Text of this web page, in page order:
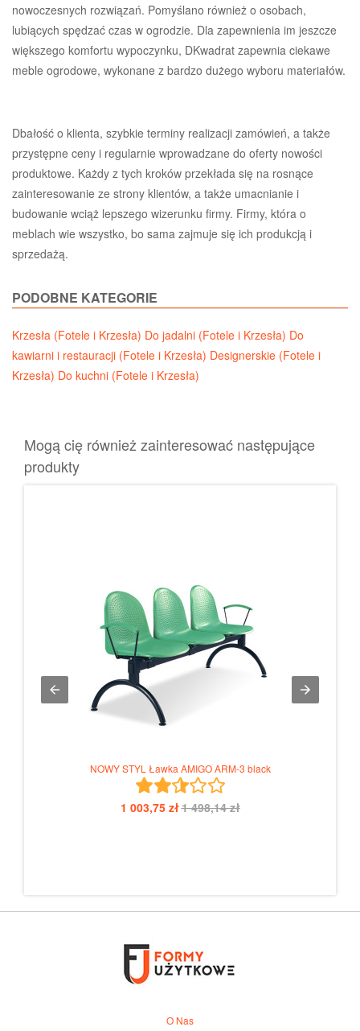
nowoczesnych rozwiązań. Pomyślano również o osobach,
lubiących spędzać czas w ogrodzie. Dla zapewnienia im jeszcze
większego komfortu wypoczynku, DKwadrat zapewnia ciekawe
meble ogrodowe, wykonane z bardzo dużego wyboru materiałów.
Dbałość o klienta, szybkie terminy realizacji zamówień, a także
przystępne ceny i regularnie wprowadzane do oferty nowości
produktowe. Każdy z tych kroków przekłada się na rosnące
zainteresowanie ze strony klientów, a także umacnianie i
budowanie wciąż lepszego wizerunku firmy. Firmy, która o
meblach wie wszystko, bo sama zajmuje się ich produkcją i
sprzedażą.
PODOBNE KATEGORIE
Krzesła (Fotele i Krzesła) Do jadalni (Fotele i Krzesła) Do
kawiarni i restauracji (Fotele i Krzesła) Designerskie (Fotele i
Krzesła) Do kuchni (Fotele i Krzesła)
Mogą cię również zainteresować następujące
produkty
NOWY STYL Ławka AMIGO ARM-3 black
1 003,75 zł1 498,14 zł
O Nas